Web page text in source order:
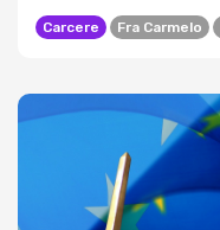
Carcere Fra Carmelo